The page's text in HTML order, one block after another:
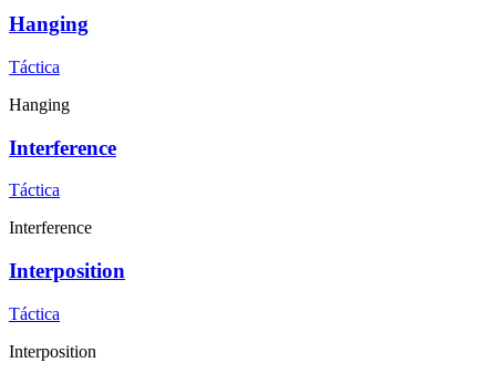
Hanging
Táctica
Hanging
Interference
Táctica
Interference
Interposition
Táctica
Interposition